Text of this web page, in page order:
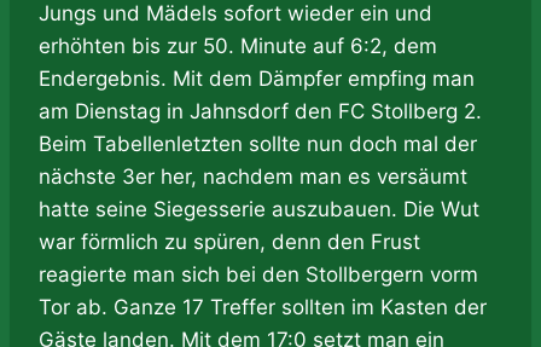
Jungs und Mädels sofort wieder ein und
erhöhten bis zur 50. Minute auf 6:2, dem
Endergebnis. Mit dem Dämpfer empfing man
am Dienstag in Jahnsdorf den FC Stollberg 2.
Beim Tabellenletzten sollte nun doch mal der
nächste 3er her, nachdem man es versäumt
hatte seine Siegesserie auszubauen. Die Wut
war förmlich zu spüren, denn den Frust
reagierte man sich bei den Stollbergern vorm
Tor ab. Ganze 17 Treffer sollten im Kasten der
Gäste landen. Mit dem 17:0 setzt man ein